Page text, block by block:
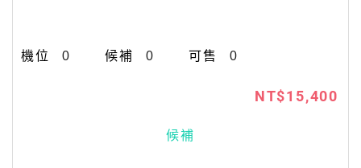
0 0 0
NT$15,400
候補